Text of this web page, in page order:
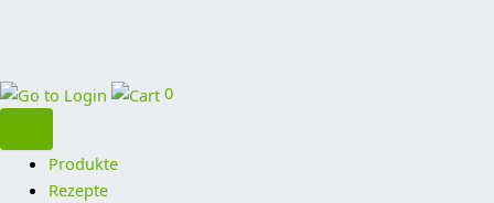
0
Produkte
Rezepte